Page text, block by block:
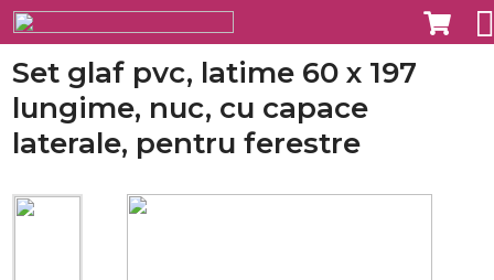
Set glaf pvc, latime 60 x 197
lungime, nuc, cu capace
laterale, pentru ferestre